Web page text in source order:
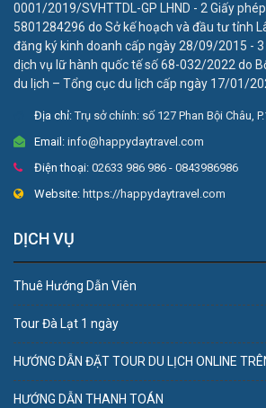
0001/2019/SVHTTDL-GP LHND - 2 Giấy
5801284296 do Sở kế hoạch và đầu tư tỉnh
đăng ký kinh doanh cấp ngày 28/09/2015 -
dịch vụ lữ hành quốc tế số 68-032/2022 do
du lịch – Tổng cục du lịch cấp ngày 17/01/
Địa chỉ:Trụ sở chính: số 127 Phan Bội Châu,
Email: info@happydaytravel.com
Điện thoại: 02633 986 986 - 0843986986
Website: https://happydaytravel.com
DỊCH VỤ
Thuê Hướng Dẫn Viên
Tour Đà Lạt 1 ngày
HƯỚNG DẪN ĐẶT TOUR DU LỊCH ONLINE
HƯỚNG DẪN THANH TOÁN